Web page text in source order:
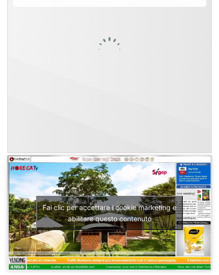
Fai clic per accettare i cookie marketing e
abilitare questo contenuto